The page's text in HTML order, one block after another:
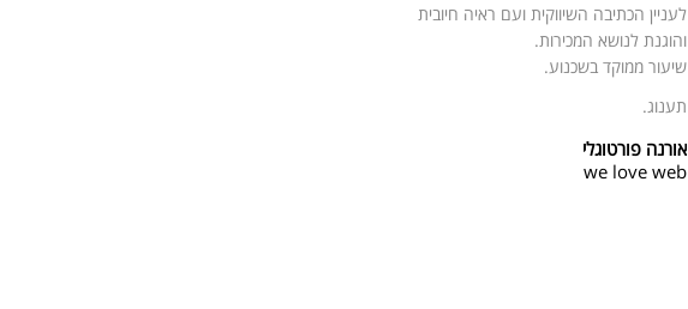
לעניין הכתיבה השיווקית ועם ראיה חיובית
והוגנת לנושא המכירות.
שיעור ממוקד בשכנוע.
תענוג.
אורנה פורטוגלי
we love web